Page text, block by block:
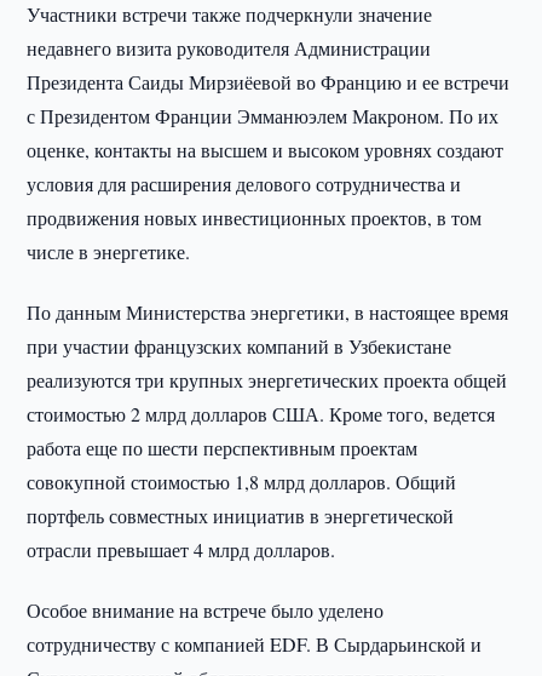
Участники встречи также подчеркнули значение
недавнего визита руководителя Администрации
Президента Саиды Мирзиёевой во Францию и ее встречи
с Президентом Франции Эмманюэлем Макроном. По их
оценке, контакты на высшем и высоком уровнях создают
условия для расширения делового сотрудничества и
продвижения новых инвестиционных проектов, в том
числе в энергетике.
По данным Министерства энергетики, в настоящее время
при участии французских компаний в Узбекистане
реализуются три крупных энергетических проекта общей
стоимостью 2 млрд долларов США. Кроме того, ведется
работа еще по шести перспективным проектам
совокупной стоимостью 1,8 млрд долларов. Общий
портфель совместных инициатив в энергетической
отрасли превышает 4 млрд долларов.
Особое внимание на встрече было уделено
сотрудничеству с компанией EDF. В Сырдарьинской и